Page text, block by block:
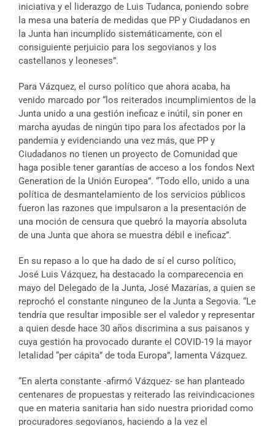
iniciativa y el liderazgo de Luis Tudanca, poniendo sobre
la mesa una batería de medidas que PP y Ciudadanos en
la Junta han incumplido sistemáticamente, con el
consiguiente perjuicio para los segovianos y los
castellanos y leoneses”.
Para Vázquez, el curso político que ahora acaba, ha
venido marcado por “los reiterados incumplimientos de la
Junta unido a una gestión ineficaz e inútil, sin poner en
marcha ayudas de ningún tipo para los afectados por la
pandemia y evidenciando una vez más, que PP y
Ciudadanos no tienen un proyecto de Comunidad que
haga posible tener garantías de acceso a los fondos Next
Generation de la Unión Europea”. “Todo ello, unido a una
política de desmantelamiento de los servicios públicos
fueron las razones que impulsaron a la presentación de
una moción de censura que quebró la mayoría absoluta
de una Junta que ahora se muestra débil e ineficaz”.
En su repaso a lo que ha dado de sí el curso político,
José Luis Vázquez, ha destacado la comparecencia en
mayo del Delegado de la Junta, José Mazarías, a quien se
reprochó el constante ninguneo de la Junta a Segovia. “Le
tendría que resultar imposible ser el valedor y representar
a quien desde hace 30 años discrimina a sus paisanos y
cuya gestión ha provocado durante el COVID-19 la mayor
letalidad “per cápita” de toda Europa”, lamenta Vázquez.
“En alerta constante -afirmó Vázquez- se han planteado
centenares de propuestas y reiterado las reivindicaciones
que en materia sanitaria han sido nuestra prioridad como
procuradores segovianos, haciendo a la vez el